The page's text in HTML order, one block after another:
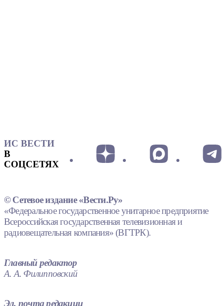
ИС ВЕСТИ
В
СОЦСЕТЯХ
© Сетевое издание «Вести.Ру»
«Федеральное государственное унитарное предприятие
Всероссийская государственная телевизионная и
радиовещательная компания» (ВГТРК).
Главный редактор
А. А. Филипповский
Эл. почта редакции